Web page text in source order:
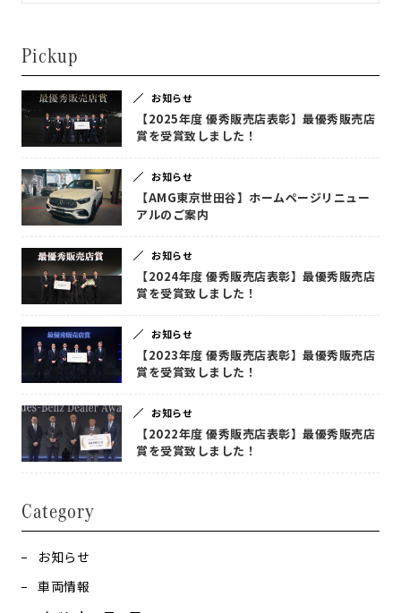
Pickup
お知らせ
【2025年度 優秀販売店表彰】最優秀販売店
賞を受賞致しました！
お知らせ
【AMG東京世田谷】ホームページリニュー
アルのご案内
お知らせ
【2024年度 優秀販売店表彰】最優秀販売店
賞を受賞致しました！
お知らせ
【2023年度 優秀販売店表彰】最優秀販売店
賞を受賞致しました！
お知らせ
【2022年度 優秀販売店表彰】最優秀販売店
賞を受賞致しました！
Category
お知らせ
車両情報